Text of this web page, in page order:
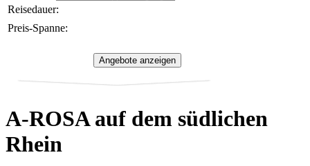
Reisedauer:
Preis-Spanne:
A-ROSA auf dem südlichen
Rhein